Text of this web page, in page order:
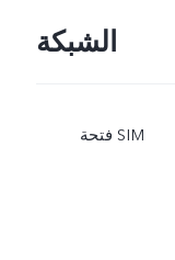
الشبكة
فتحة SIM